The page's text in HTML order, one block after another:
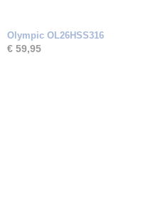
Olympic OL26HSS316
€ 59,95